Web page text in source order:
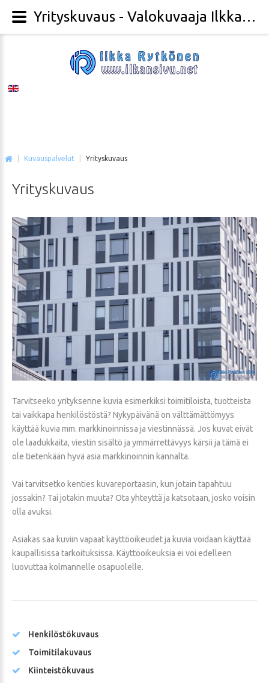
Kuvauspalvelut Yrityskuvaus
Yrityskuvaus
Tarvitseeko yrityksenne kuvia esimerkiksi toimitiloista, tuotteista
tai vaikkapa henkilöstöstä? Nykypäivänä on välttämättömyys
käyttää kuvia mm. markkinoinnissa ja viestinnässä. Jos kuvat eivät
ole laadukkaita, viestin sisältö ja ymmärrettävyys kärsii ja tämä ei
ole tietenkään hyvä asia markkinoinnin kannalta.
Vai tarvitsetko kenties kuvareportaasin, kun jotain tapahtuu
jossakin? Tai jotakin muuta? Ota yhteyttä ja katsotaan, josko voisin
olla avuksi.
Asiakas saa kuviin vapaat käyttöoikeudet ja kuvia voidaan käyttää
kaupallisissa tarkoituksissa. Käyttöoikeuksia ei voi edelleen
luovuttaa kolmannelle osapuolelle.
Henkilöstökuvaus
Toimitilakuvaus
Kiinteistökuvaus
Yrityskuvaus - Valokuvaaja Ilkka Rytkönen